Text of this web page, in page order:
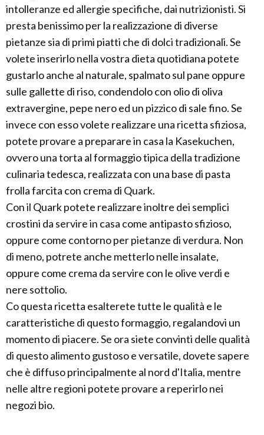
intolleranze ed allergie specifiche, dai nutrizionisti. Si
presta benissimo per la realizzazione di diverse
pietanze sia di primi piatti che di dolci tradizionali. Se
volete inserirlo nella vostra dieta quotidiana potete
gustarlo anche al naturale, spalmato sul pane oppure
sulle gallette di riso, condendolo con olio di oliva
extravergine, pepe nero ed un pizzico di sale fino. Se
invece con esso volete realizzare una ricetta sfiziosa,
potete provare a preparare in casa la Kasekuchen,
ovvero una torta al formaggio tipica della tradizione
culinaria tedesca, realizzata con una base di pasta
frolla farcita con crema di Quark.
Con il Quark potete realizzare inoltre dei semplici
crostini da servire in casa come antipasto sfizioso,
oppure come contorno per pietanze di verdura. Non
di meno, potrete anche metterlo nelle insalate,
oppure come crema da servire con le olive verdi e
nere sottolio.
Co questa ricetta esalterete tutte le qualità e le
caratteristiche di questo formaggio, regalandovi un
momento di piacere. Se ora siete convinti delle qualità
di questo alimento gustoso e versatile, dovete sapere
che è diffuso principalmente al nord d'Italia, mentre
nelle altre regioni potete provare a reperirlo nei
negozi bio.